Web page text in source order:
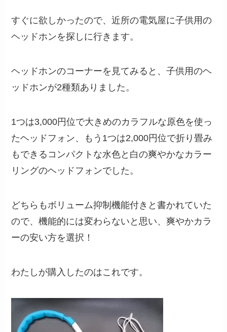
すぐに欲しかったので、近所の電気屋に子供用の
ヘッドホンを探しに行きます。
ヘッドホンのコーナーを見てみると、子供用のヘ
ッドホンが2種類ありました。
1つは3,000円位で大きめのカラフルな原色を使っ
たヘッドフォン、もう1つは2,000円位で折り畳み
もできるコンパクトな水色と白の爽やかなカラー
リングのヘッドフォンでした。
どちらもボリューム抑制機能付きと書かれていた
ので、機能的には変わらないと思い、爽やかカラ
ーの安い方を選択！
わたしが購入したのはこれです。